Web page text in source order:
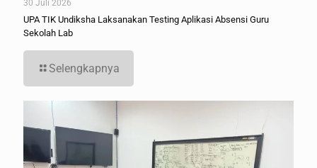
30 Juli 2026
UPA TIK Undiksha Laksanakan Testing Aplikasi Absensi Guru
Sekolah Lab
Selengkapnya